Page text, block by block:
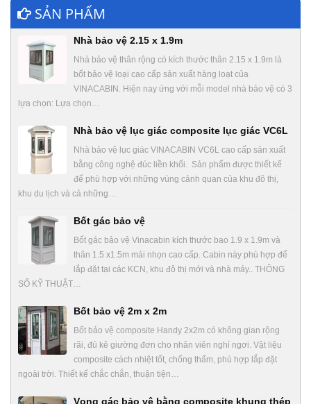
SẢN PHẨM
Nhà bảo vệ 2.15 x 1.9m
Nhà bảo vệ thân rộng có kích thước thân 2.15 x 1.9m là
bốt bảo vệ loại cao cấp sản xuất hàng loạt của
VINACABIN. Hiện nay ứng với mỗi model nhà bảo vệ có 3
lựa chọn: Lựa chọn…
Nhà bảo vệ lục giác composite lục giác VC6L
Nhà bảo vệ lục giác VINACABIN VC6L cao cấp sản xuất
bằng công nghệ đúc liền khối. Sản phẩm được thiết kế
để phù hợp với những vùng cảnh quan của khu đô thị,
khu du lịch và cả những…
Bốt gác bảo vệ
Bốt gác bảo vệ Vinacabin kích thước bao 1.9 x 1.9m và
thân 1.5 x1.5m mái nhọn cao cấp. Cabin này phù hợp để
lắp đặt tại các KCN, khu đô thị mới và nhà máy.. THÔNG
SỐ KỸ THUẬT…
Bốt bảo vệ 2m x 2m
Bốt bảo vệ composite Handy 2x2m có không gian rộng
rãi, đủ kê giường đơn cho nhân viên nghỉ ngơi. Vật liệu
composite cách nhiệt tốt, chống thấm, phù hợp lắp đặt
ngoài trời. Thiết kế chắc chắn, thuận tiện…
Vọng gác bảo vệ bằng composite khung thép